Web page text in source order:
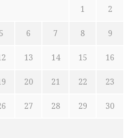
1 2
5 6 7 8 9
13 14 15 16
20 21 22 23
27 28 29 30